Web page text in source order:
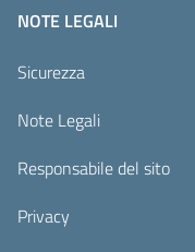
NOTE LEGALI
Sicurezza
Note Legali
Responsabile del sito
Privacy